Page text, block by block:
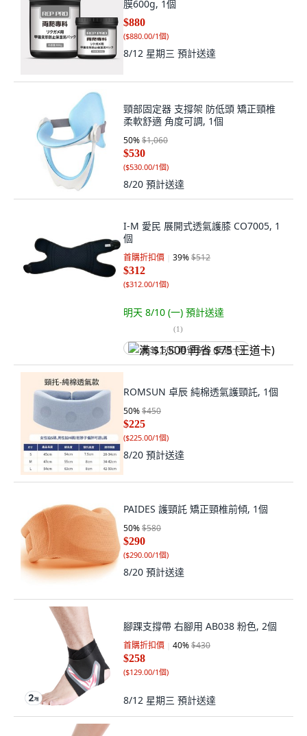
膜600g, 1個
$880
($880.00/1個)
8/12 星期三 預計送達
頸部固定器 支撐架 防低頭 矯正頸椎
柔軟舒適 角度可調, 1個
50%$1,060
$530
($530.00/1個)
8/20 預計送達
I-M 愛民 展開式透氣護膝 CO7005, 1
個
首購折扣價 39%$512
$312
($312.00/1個)
明天 8/10 (一) 預計送達
(1)
满 $1,500 再省 $75 (王道卡)
ROMSUN 卓辰 純棉透氣護頸託, 1個
50%$450
$225
($225.00/1個)
8/20 預計送達
PAIDES 護頸託 矯正頸椎前傾, 1個
50%$580
$290
($290.00/1個)
8/20 預計送達
腳踝支撐帶 右腳用 AB038 粉色, 2個
首購折扣價 40%$430
$258
($129.00/1個)
8/12 星期三 預計送達